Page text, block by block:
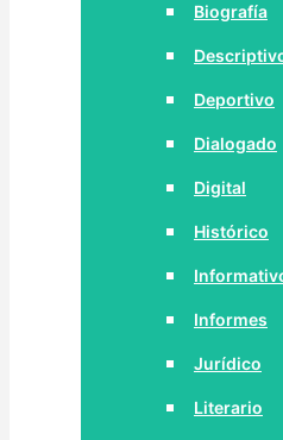
Biografía
Deportivo
Dialogado
Digital
Histórico
Informes
Jurídico
Literario